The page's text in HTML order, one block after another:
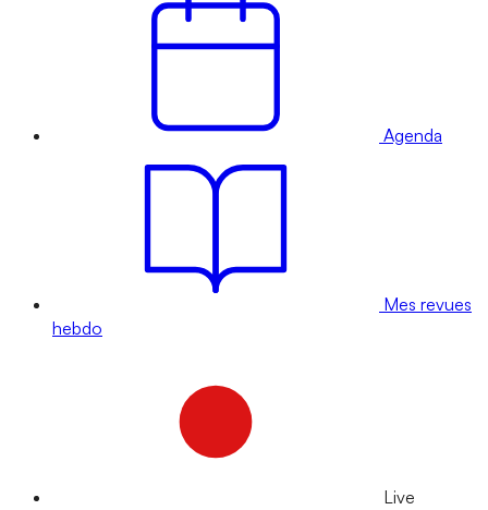
Agenda
Mes revues
hebdo
Live